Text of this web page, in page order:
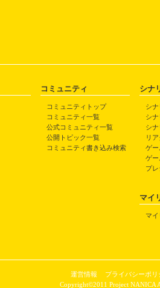
コミュニティ
コミュニティトップ
コミュニティ一覧
公式コミュニティ一覧
公開トピック一覧
コミュニティ書き込み検索
シナ
シ
シナ
シナ
リ
ゲー
ゲー
プ
マイ
マイ
運営情報 プライバシーポリ
Copyright©2011 Project NANICA